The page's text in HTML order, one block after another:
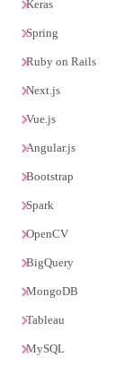
Keras
Spring
Ruby on Rails
Next.js
Vue.js
Angular.js
Bootstrap
Spark
OpenCV
BigQuery
MongoDB
Tableau
MySQL